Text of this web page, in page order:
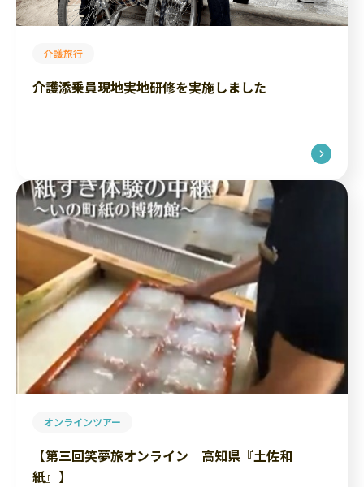
介護旅行
介護添乗員現地実地研修を実施しました
オンラインツアー
【第三回笑夢旅オンライン 高知県『土佐和
紙』】